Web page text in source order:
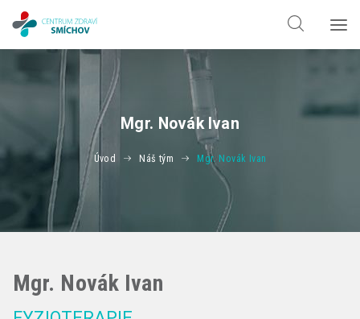
Mgr. Novák Ivan
Úvod Náš tým Mgr. Novák Ivan
Mgr. Novák Ivan